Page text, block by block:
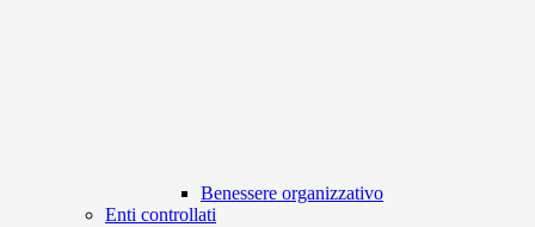
Benessere organizzativo
Enti controllati